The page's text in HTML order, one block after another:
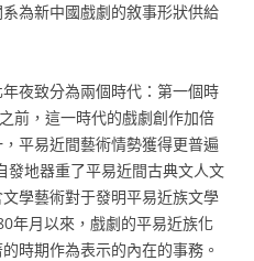
為新中國戲劇的敘事形狀供給
夜致分為兩個時代：第一個時
前，這一時代的戲劇創作加倍
平易近間藝術情勢獲得更普遍
發地器重了平易近間古典文人文
學藝術對于發明平易近族文學
年月以來，戲劇的平易近族化
時期作為表示的內在的事務。